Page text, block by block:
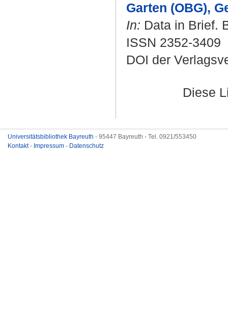
Garten (OBG),
In: Data in Brief.
ISSN 2352-3409
DOI der
Diese
Universitätsbibliothek Bayreuth - 95447 Bayreuth - Tel. 0921/553450
Kontakt- Impressum - Datenschutz